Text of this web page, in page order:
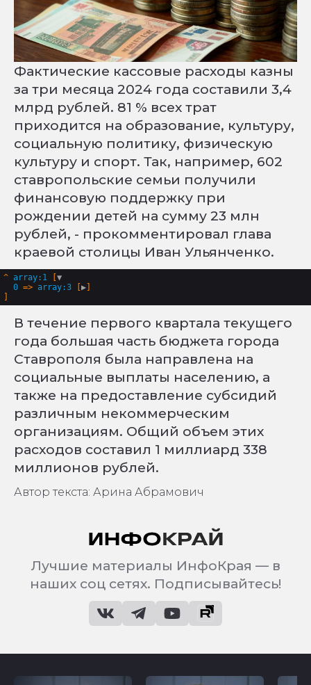
Фактические кассовые расходы казны
за три месяца 2024 года составили 3,4
млрд рублей. 81 % всех трат
приходится на образование, культуру,
социальную политику, физическую
культуру и спорт. Так, например, 602
ставропольские семьи получили
финансовую поддержку при
рождении детей на сумму 23 млн
рублей, - прокомментировал глава
краевой столицы Иван Ульянченко.
^ array:1 [▼
0 => array:3 [▶
В течение первого квартала текущего
года большая часть бюджета города
Ставрополя была направлена на
социальные выплаты населению, а
также на предоставление субсидий
различным некоммерческим
организациям. Общий объем этих
расходов составил 1 миллиард 338
миллионов рублей.
Автор текста: Арина Абрамович
Лучшие материалы ИнфоКрая — в
наших соц сетях. Подписывайтесь!